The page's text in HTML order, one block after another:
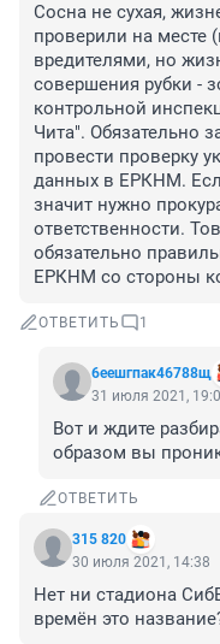
Сосна не сухая,
проверили на месте
вредителями, но
совершения рубки -
контрольной
Чита". Обязательно
провести проверку
данных в ЕРКНМ.
значит нужно
ответственности.
обязательно
ЕРКНМ со стороны
ОТВЕТИТЬ 1
6еешгпак46788щ
31 июля 2021,
Вот и ждите
образом вы
ОТВЕТИТЬ
315 820
30 июля 2021, 14:38
Нет ни стадиона
времён это